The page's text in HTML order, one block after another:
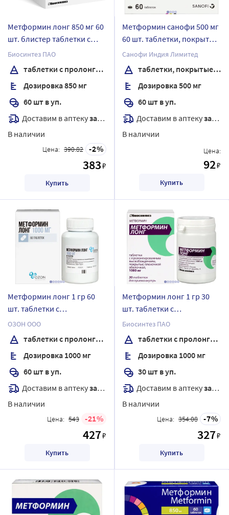
Метформин лонг 850 мг 60
шт. блистер таблетки с
пролонгированным
высвобождением,
покрытые пленочной
оболочкой
Биосинтез ПАО
таблетки с пролонгированным высвобождением, покрытые пленочной оболочкой
Дозировка 850 мг
60 шт в уп.
Доставим в аптекузавтра
В наличии
Цена: 390.82 2
383₽
Купить
Метформин санофи 500 мг
60 шт. таблетки, покрытые
пленочной оболочкой
Санофи Индия Лимитед
таблетки, покрытые пленочной оболочкой
Дозировка 500 мг
60 шт в уп.
Доставим в аптекузавтра
В наличии
Цена:
92₽
Купить
Метформин лонг 1 гр 60
шт. таблетки с
пролонгированным
высвобождением
ОЗОН ООО
таблетки с пролонгированным высвобождением
Дозировка 1000 мг
60 шт в уп.
Доставим в аптекузавтра
В наличии
Цена: 543 21
427₽
Купить
Метформин лонг 1 гр 30
шт. таблетки с
пролонгированным
высвобождением
покрытые пленочной
оболочкой
Биосинтез ПАО
таблетки с пролонгированным высвобождением
Дозировка 1000 мг
30 шт в уп.
Доставим в аптекузавтра
В наличии
Цена: 354.08 7
327₽
Купить